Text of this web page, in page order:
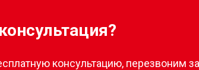
консультацию, перезвоним